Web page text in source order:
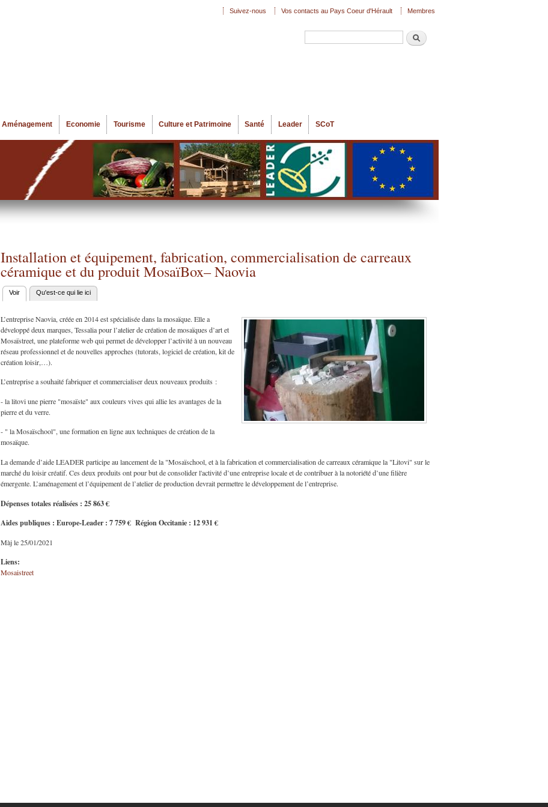
Recherche
Aménagement Economie Tourisme Culture et Patrimoine Santé Leader SCoT
Suivez-nous Vos contacts au Pays Coeur d'Hérault Membres
Installation et équipement, fabrication, commercialisation de carreaux
céramique et du produit MosaïBox– Naovia
Onglets principaux
Voir (onglet actif)
Qu'est-ce qui lie ici
L’entreprise Naovia, créée en 2014 est spécialisée dans la mosaïque. Elle a
développé deux marques, Tessalia pour l’atelier de création de mosaïques d’art et
Mosaïstreet, une plateforme web qui permet de développer l’activité à un nouveau
réseau professionnel et de nouvelles approches (tutorats, logiciel de création, kit de
création loisir,…).
L’entreprise a souhaité fabriquer et commercialiser deux nouveaux produits :
- la litovi une pierre "mosaïste" aux couleurs vives qui allie les avantages de la
pierre et du verre.
- " la Mosaïschool", une formation en ligne aux techniques de création de la
mosaïque.
La demande d’aide LEADER participe au lancement de la "Mosaïschool, et à la fabrication et commercialisation de carreaux céramique la "Litovi" sur le
marché du loisir créatif. Ces deux produits ont pour but de consolider l'activité d’une entreprise locale et de contribuer à la notoriété d’une filière
émergente. L’aménagement et l’équipement de l’atelier de production devrait permettre le développement de l’entreprise.
Dépenses totales réalisées : 25 863 €
Aides publiques : Europe-Leader : 7 759 € Région Occitanie : 12 931 €
Màj le 25/01/2021
Liens:
Mosaistreet